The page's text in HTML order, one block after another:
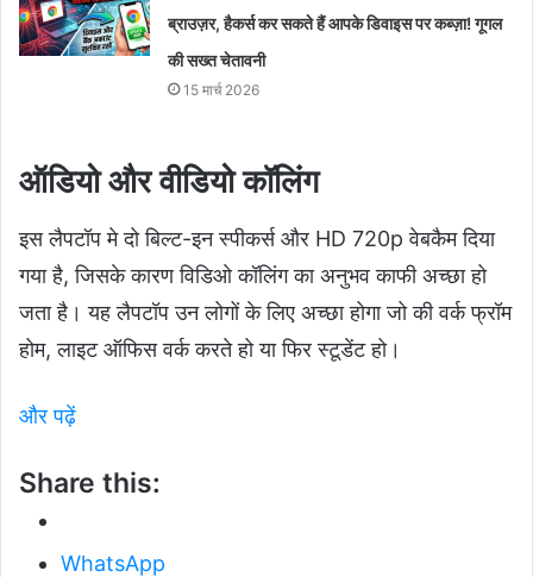
ब्राउज़र, हैकर्स कर सकते हैं आपके डिवाइस पर कब्ज़ा! गूगल
की सख्त चेतावनी
15 मार्च 2026
ऑडियो और वीडियो कॉलिंग
इस लैपटॉप मे दो बिल्ट-इन स्पीकर्स और HD 720p वेबकैम दिया
गया है, जिसके कारण विडिओ कॉलिंग का अनुभव काफी अच्छा हो
जता है। यह लैपटॉप उन लोगों के लिए अच्छा होगा जो की वर्क फ्रॉम
होम, लाइट ऑफिस वर्क करते हो या फिर स्टूडेंट हो।
और पढ़ें
Share this:
WhatsApp